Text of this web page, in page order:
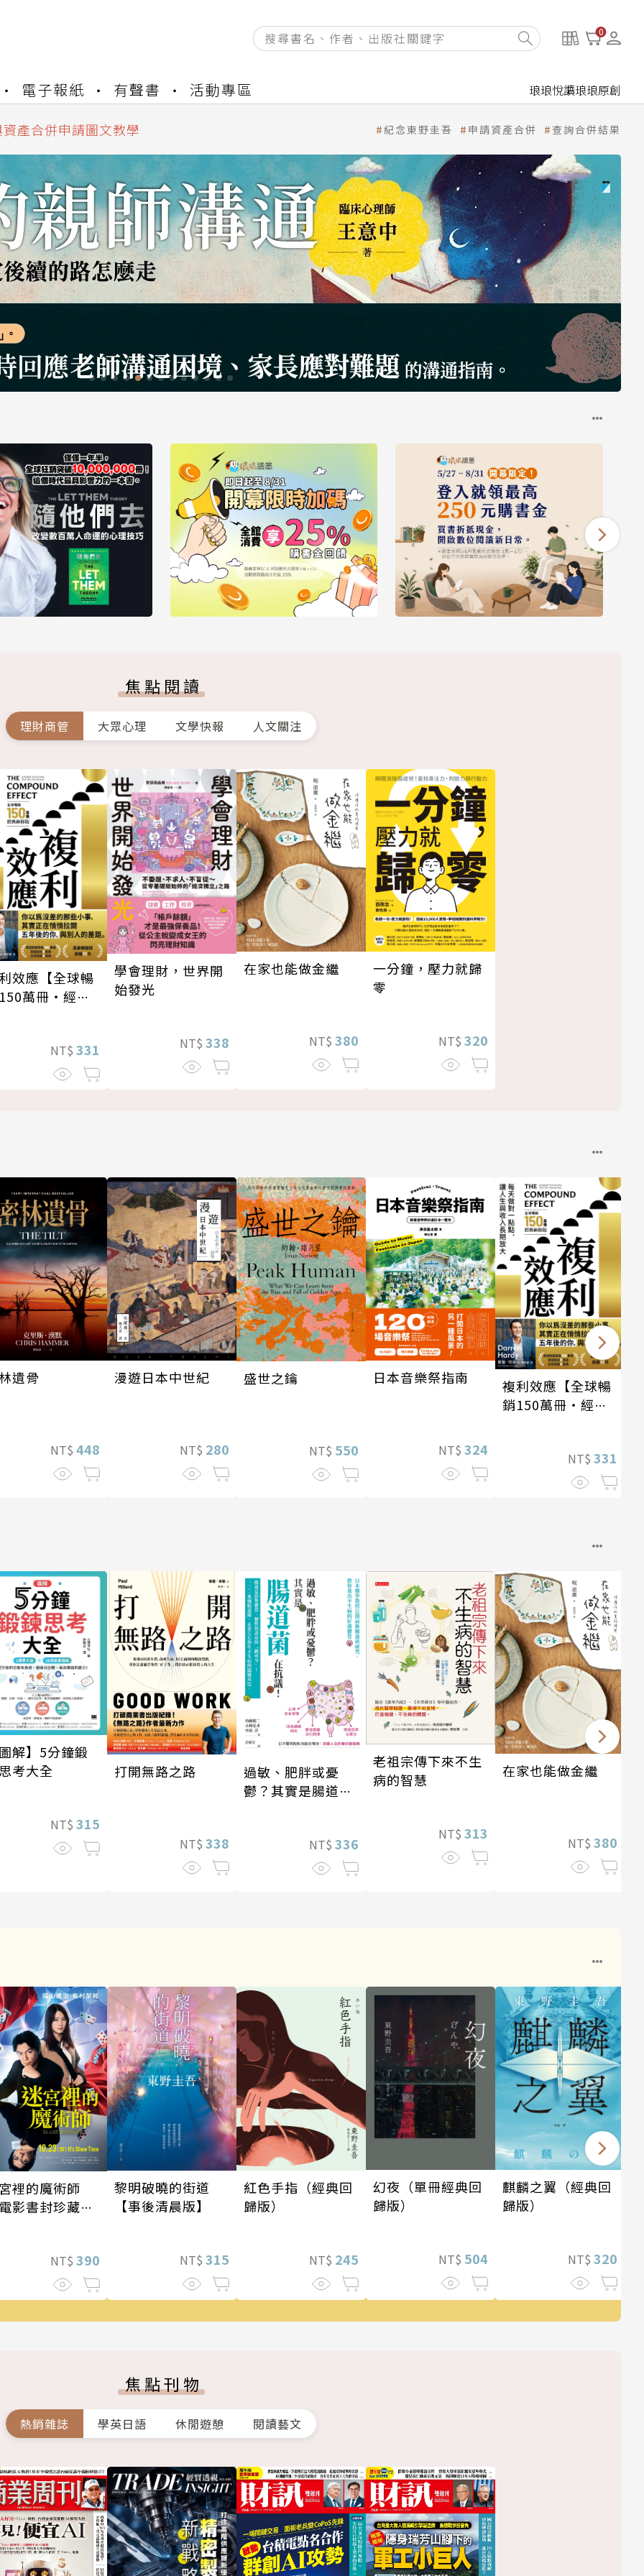
0
電子報紙 有聲書 活動專區 琅琅悅讀琅琅原創
開通申請
產合併申請圖文教學
開通申請
紀念東野圭吾 申請資產合併 查詢合併結果
焦點閱讀
理財商管 大眾心理 文學快報 人文關注
效應【全球暢
萬冊・經典
NT$ 331
學會理財，世界開
始發光
NT$ 338
在家也能做金繼
NT$ 380
一分鐘，壓力就歸
零
NT$ 320
遺骨
NT$ 448
漫遊日本中世紀
NT$ 280
盛世之鑰
NT$ 550
日本音樂祭指南
NT$ 324
複利效應【全球暢
銷150萬冊・經典
NT$ 331
解】5分鐘鍛
考大全
NT$ 315
打開無路之路
NT$ 338
過敏、肥胖或憂
鬱？其實是腸道菌
NT$ 336
老祖宗傳下來不生
病的智慧
NT$ 313
在家也能做金繼
NT$ 380
裡的魔術師
影書封珍藏
NT$ 390
黎明破曉的街道
【事後清晨版】
NT$ 315
紅色手指（經典回
歸版）
NT$ 245
幻夜（單冊經典回
歸版）
NT$ 504
麒麟之翼（經典回
歸版）
NT$ 320
焦點刊物
熱銷雜誌 學英日語 休閒遊憩 閱讀藝文